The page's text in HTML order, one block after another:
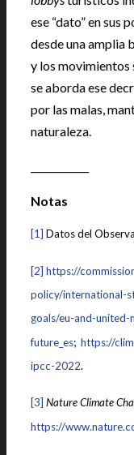
ese “dato” en sus
desde una amplia
y los movimientos
se aborda ese
por las malas,
naturaleza.
Notas
[1] Datos del
[2] https://
policy/international-
goals/eu-and-
future_es; https://
ipcc-2022.
[3] Nature Climate
https://